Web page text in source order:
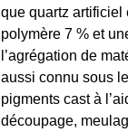
que quartz artificiel
polymère 7 % et
l’agrégation de
aussi connu sous
pigments cast à
découpage,